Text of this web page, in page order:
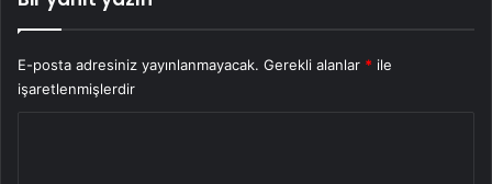
E-posta adresiniz yayınlanmayacak. Gerekli alanlar * ile
işaretlenmişlerdir